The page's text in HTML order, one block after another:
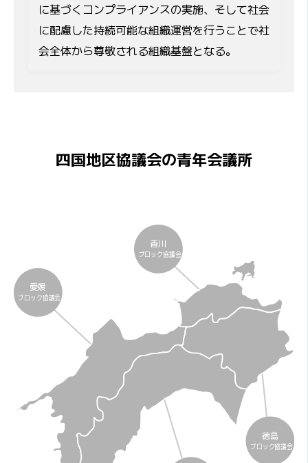
に基づくコンプライアンスの実施、そして社会
に配慮した持続可能な組織運営を行うことで社
会全体から尊敬される組織基盤となる。
四国地区協議会の青年会議所
香川
ブロック協議会
愛媛
ブロック協議会
徳島
ブロック協議会